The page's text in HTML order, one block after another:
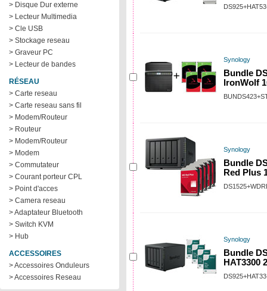
> Disque Dur externe
> Lecteur Multimedia
> Cle USB
> Stockage reseau
> Graveur PC
> Lecteur de bandes
RÉSEAU
> Carte reseau
> Carte reseau sans fil
> Modem/Routeur
> Routeur
> Modem/Routeur
> Modem
> Commutateur
> Courant porteur CPL
> Point d'acces
> Camera reseau
> Adaptateur Bluetooth
> Switch KVM
> Hub
ACCESSOIRES
> Accessoires Onduleurs
> Accessoires Reseau
Synology
Bundle
IronWolf
Synology
Bundle
Red Plus
Synology
Bundle
HAT3300